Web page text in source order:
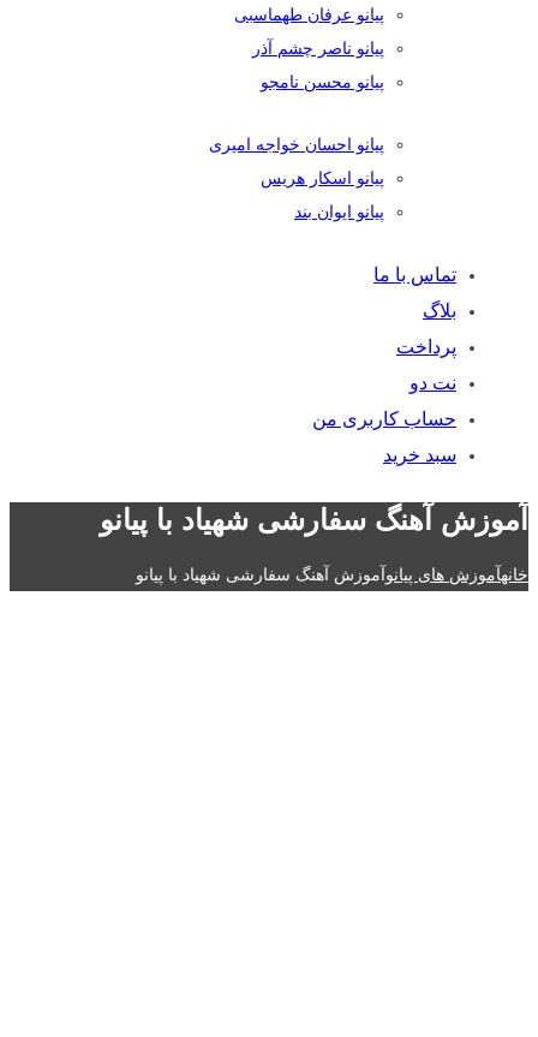
پیانو عرفان طهماسبی
پیانو ناصر چشم آذر
پیانو محسن نامجو
پیانو احسان خواجه امیری
پیانو اسکار هریس
پیانو ایوان بند
تماس با ما
بلاگ
پرداخت
نت دو
حساب کاربری من
سبد خرید
آموزش آهنگ سفارشی شهیاد با پیانو
خانهآموزش های پیانوآموزش آهنگ سفارشی شهیاد با پیانو